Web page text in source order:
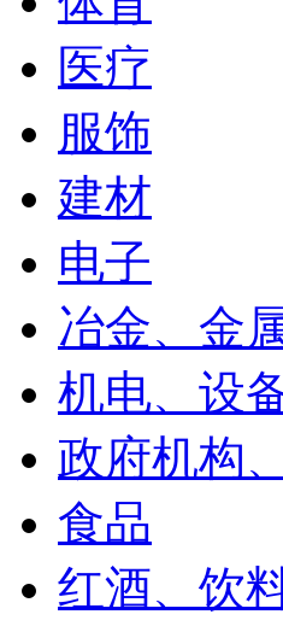
医疗
服饰
建材
电子
冶金、金
机电、设
政府机构
食品
红酒、饮